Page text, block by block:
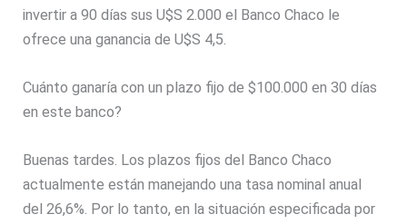
invertir a 90 días sus U$S 2.000 el Banco Chaco le
ofrece una ganancia de U$S 4,5.
Cuánto ganaría con un plazo fijo de $100.000 en 30 días
en este banco?
Buenas tardes. Los plazos fijos del Banco Chaco
actualmente están manejando una tasa nominal anual
del 26,6%. Por lo tanto, en la situación especificada por